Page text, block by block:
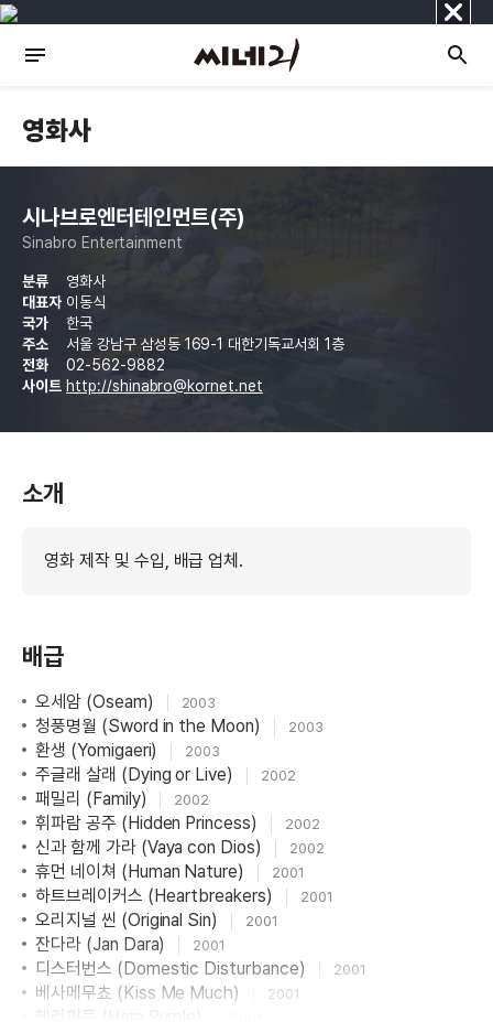
닫
기
영화사
시나브로엔터테인먼트(주)
Sinabro Entertainment
분류
영화사
대표자 이동식
국가
한국
주소
서울 강남구 삼성동 169-1 대한기독교서회 1층
전화
02-562-9882
사이트 http://shinabro@kornet.net
소개
영화 제작 및 수입, 배급 업체.
배급
오세암 (Oseam) 2003
청풍명월 (Sword in the Moon) 2003
환생 (Yomigaeri) 2003
주글래 살래 (Dying or Live) 2002
패밀리 (Family) 2002
휘파람 공주 (Hidden Princess) 2002
신과 함께 가라 (Vaya con Dios) 2002
휴먼 네이쳐 (Human Nature) 2001
하트브레이커스 (Heartbreakers) 2001
오리지널 씬 (Original Sin) 2001
잔다라 (Jan Dara) 2001
디스터번스 (Domestic Disturbance) 2001
베사메무쵸 (Kiss Me Much) 2001
헤라퍼플 (Hera Purple)